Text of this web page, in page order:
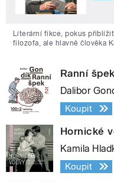
Literární fikce, pokus
filozofa, ale hlavně člověka
Ranní
Dalibor
Koupit
Hornické
Kamila
Koupit